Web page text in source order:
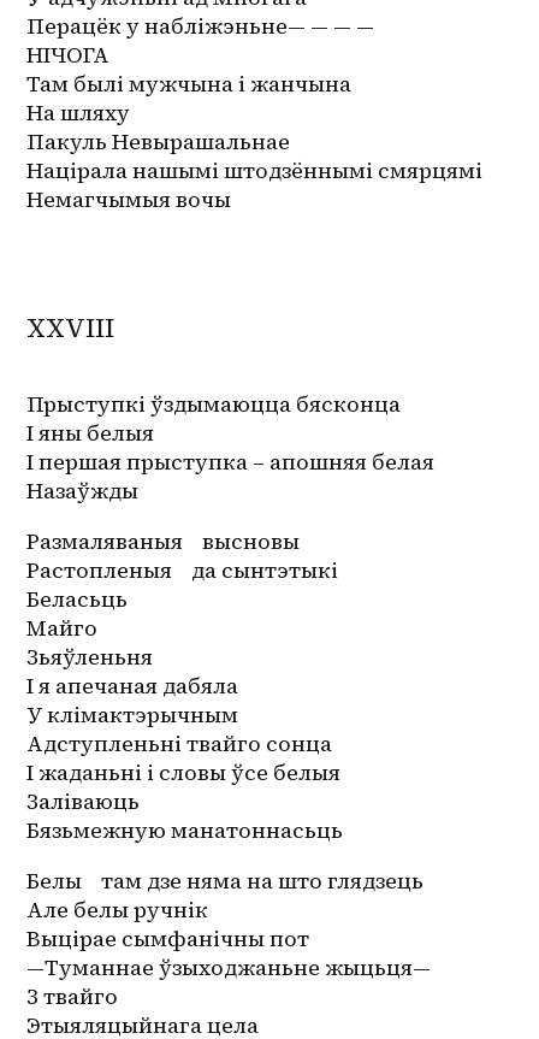
Перацёк у набліжэньне— — — —
НІЧОГА
Там былі мужчына і жанчына
На шляху
Пакуль Невырашальнае
Націрала нашымі штодзённымі смярцямі
Немагчымыя вочы
XXVIII
Прыступкі ўздымаюцца бясконца
І яны белыя
І першая прыступка – апошняя белая
Назаўжды
Размаляваныя    высновы
Растопленыя    да сынтэтыкі
Беласьць
Майго
Зьяўленьня
І я апечаная дабяла
У клімактэрычным
Адступленьні твайго сонца
І жаданьні і словы ўсе белыя
Заліваюць
Бязьмежную манатоннасьць
Белы    там дзе няма на што глядзець
Але белы ручнік
Выцірае сымфанічны пот
—Туманнае ўзыходжаньне жыцьця—
З твайго
Этыяляцыйнага цела